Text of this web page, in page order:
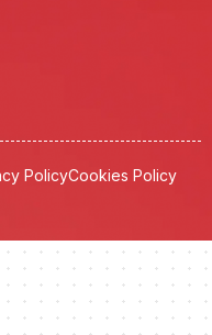
PolicyCookies Policy